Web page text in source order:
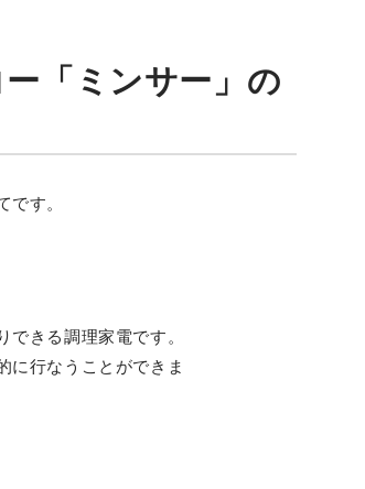
「ミンサー」の
す。
きる調理家電です。
に行なうことができま